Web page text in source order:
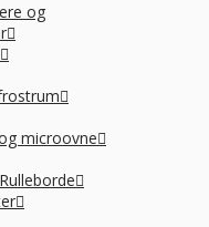
og
microovne